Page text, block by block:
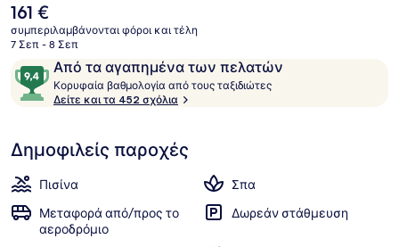
(Alma Garden), ένα από τα 5 εστιατόρια, σερβίρει τοπική και
διεθνής κουζίνα και είναι ανοικτό για πρωινό και βραδινό.
Υπάρχουν ήσυχο ποτάμι τεχνητής ροής και beach bar, ενώ οι
ανέσεις μέσα στο δωμάτιο σε αυτό το ξενοδοχείο
(πολυτελείας) περιλαμβάνουν καναπέδες-κρεβάτια και
ψυγεία. Άλλοι ταξιδιώτες λατρεύουν το εξυπηρετικό
Η
τρέχουσα
τιμή
161 €
161 €
συμπεριλαμβάνονται φόροι και τέλη
7 Σεπ - 8 Σεπ
ΣχόλιαΑπό τα αγαπημένα των πελατών
9,4
στα
10,
τα
αγαπημένα
των
Κορυφαία βαθμολογία από τους ταξιδιώτες
Δείτε και τα 452 σχόλια
Δημοφιλείς παροχές
Πισίνα
Σπα
Μεταφορά από/προς το
αεροδρόμιο
Δωρεάν στάθμευση